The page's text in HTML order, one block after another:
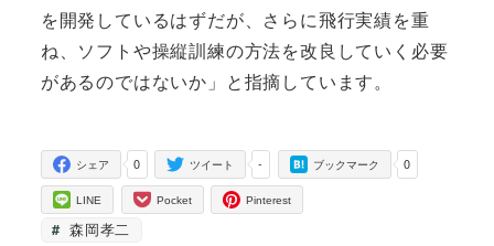
を開発しているはずだが、さらに飛行実績を重
ね、ソフトや操縦訓練の方法を改良していく必要
があるのではないか」と指摘しています。
0
シェア -
ツイート 0
ブックマーク
LINE Pocket Pinterest
森岡孝二